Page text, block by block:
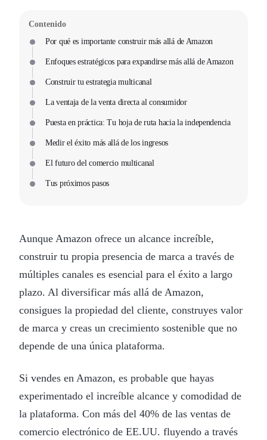
Contenido
Por qué es importante construir más allá de Amazon
Enfoques estratégicos para expandirse más allá de Amazon
Construir tu estrategia multicanal
La ventaja de la venta directa al consumidor
Puesta en práctica: Tu hoja de ruta hacia la independencia
Medir el éxito más allá de los ingresos
El futuro del comercio multicanal
Tus próximos pasos
Aunque Amazon ofrece un alcance increíble,
construir tu propia presencia de marca a través de
múltiples canales es esencial para el éxito a largo
plazo. Al diversificar más allá de Amazon,
consigues la propiedad del cliente, construyes valor
de marca y creas un crecimiento sostenible que no
depende de una única plataforma.
Si vendes en Amazon, es probable que hayas
experimentado el increíble alcance y comodidad de
la plataforma. Con más del 40% de las ventas de
comercio electrónico de EE.UU. fluyendo a través